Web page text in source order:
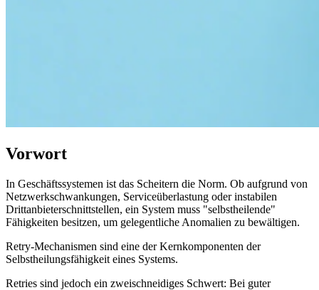
Vorwort
In Geschäftssystemen ist das Scheitern die Norm. Ob aufgrund von
Netzwerkschwankungen, Serviceüberlastung oder instabilen
Drittanbieterschnittstellen, ein System muss "selbstheilende"
Fähigkeiten besitzen, um gelegentliche Anomalien zu bewältigen.
Retry-Mechanismen sind eine der Kernkomponenten der
Selbstheilungsfähigkeit eines Systems.
Retries sind jedoch ein zweischneidiges Schwert: Bei guter